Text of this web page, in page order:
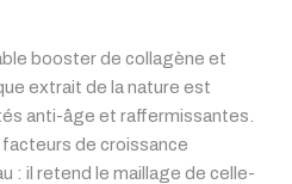
booster de collagène et
extrait de la nature est
anti-âge et raffermissantes.
de croissance
: il retend le maillage de celle-